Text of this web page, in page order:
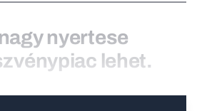
nyertese
lehet.